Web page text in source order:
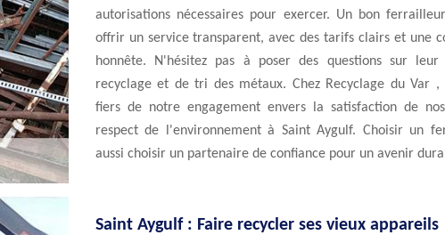
autorisations nécessaires pour exercer. Un bon
offrir un service transparent, avec des tarifs clairs et une
honnête. N'hésitez pas à poser des questions sur leur
recyclage et de tri des métaux. Chez Recyclage du Var ,
fiers de notre engagement envers la satisfaction de
respect de l'environnement à Saint Aygulf. Choisir un
aussi choisir un partenaire de confiance pour un avenir
Saint Aygulf : Faire recycler ses vieux appareils